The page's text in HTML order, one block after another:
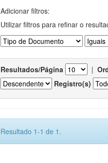
Adicionar filtros:
Utilizar filtros para refinar o
Resultados/Página |
Registro(s)
Resultado 1-1 de 1.